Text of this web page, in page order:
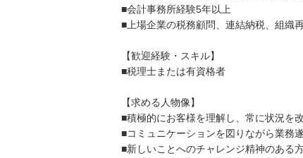
■会計事務所経験5年以上
■上場企業の税務顧問、連結納税、組織
【歓迎経験・スキル】
■税理士または有資格者
【求める人物像】
■積極的にお客様を理解し、常に状況を
■コミュニケーションを図りながら業務
■新しいことへのチャレンジ精神のある